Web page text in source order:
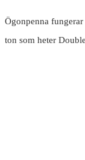
Ögonpenna
ton som heter